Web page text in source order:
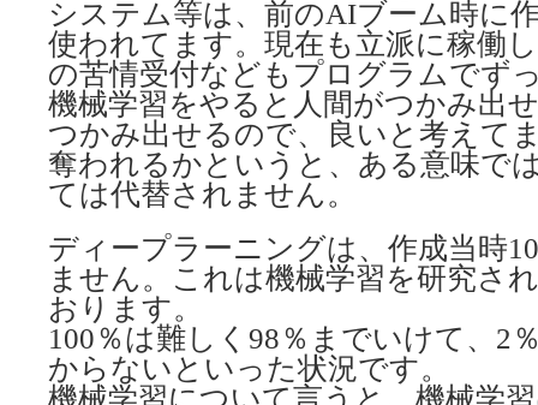
システム等は、前のAIブーム時に
使われてます。現在も立派に稼働
の苦情受付などもプログラムでず
機械学習をやると人間がつかみ出
つかみ出せるので、良いと考えて
奪われるかというと、ある意味で
ては代替されません。
ディープラーニングは、作成当時
ません。これは機械学習を研究さ
おります。
100％は難しく98％までいけて、2
からないといった状況です。
機械学習について言うと、機械学